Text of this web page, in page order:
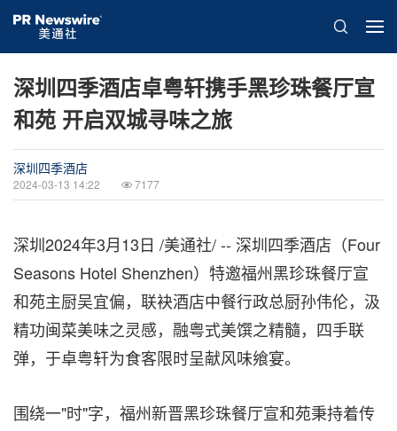
深圳四季酒店卓粤轩携手黑珍珠餐厅宣
和苑 开启双城寻味之旅
深圳四季酒店
2024-03-13 14:22 7177
深圳2024年3月13日 /美通社/ -- 深圳四季酒店（Four
Seasons Hotel Shenzhen）特邀福州黑珍珠餐厅宣
和苑主厨吴宜偏，联袂酒店中餐行政总厨孙伟伦，汲
精功闽菜美味之灵感，融粤式美馔之精髓，四手联
弹，于卓粤轩为食客限时呈献风味飨宴。
围绕一"时"字，福州新晋黑珍珠餐厅宣和苑秉持着传